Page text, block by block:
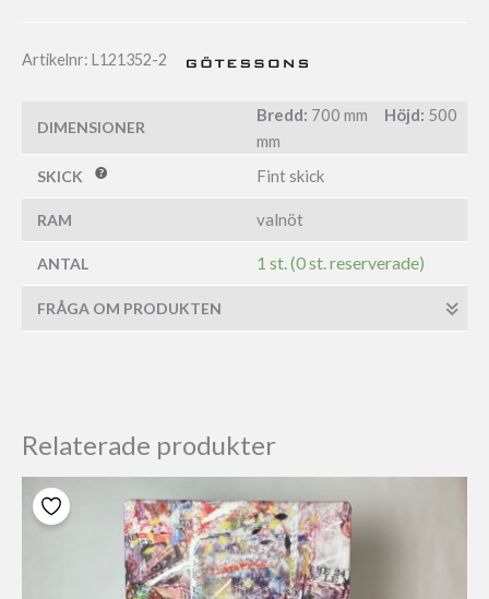
Artikelnr: L121352-2
DIMENSIONER
Bredd: 700 mm Höjd: 500
mm
SKICK Fint skick
RAM valnöt
ANTAL 1 st. (0 st. reserverade)
FRÅGA OM PRODUKTEN
Relaterade produkter